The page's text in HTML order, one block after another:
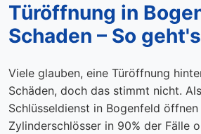
Türöffnung in
Schaden – So
Viele glauben, eine Türöffnung
Schäden, doch das stimmt nicht.
Schlüsseldienst in Bogenfeld
Zylinderschlösser in 90% der Fälle